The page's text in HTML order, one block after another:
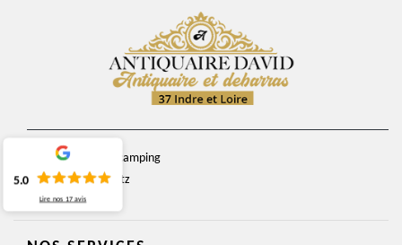
chemin du camping
37270 Veretz
5.0
Lire nos 17 avis